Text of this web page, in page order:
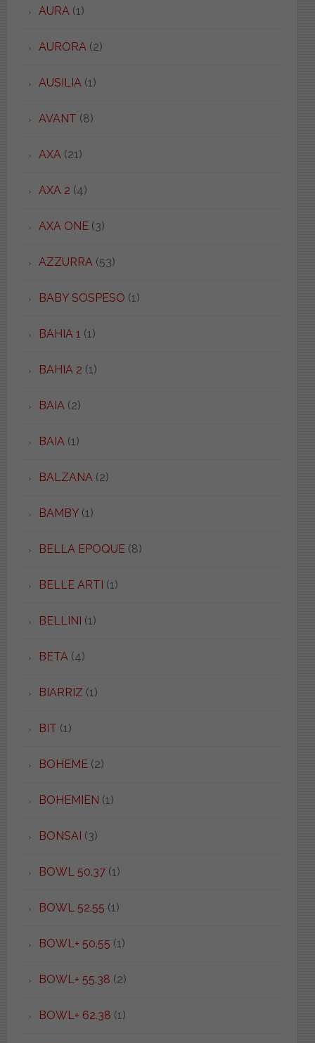
AURA (1)
AURORA (2)
AUSILIA (1)
AVANT (8)
AXA (21)
AXA 2 (4)
AXA ONE(3)
AZZURRA (53)
BABY SOSPESO (1)
BAHIA 1 (1)
BAHIA 2 (1)
BAIA (2)
BAIA (1)
BALZANA (2)
BAMBY(1)
BELLA EPOQUE(8)
BELLE ARTI (1)
BELLINI (1)
BETA (4)
BIARRIZ (1)
BIT (1)
BOHEME(2)
BOHEMIEN (1)
BONSAI (3)
BOWL 50.37(1)
BOWL 52.55 (1)
BOWL+ 50.55 (1)
BOWL+ 55.38 (2)
BOWL+ 62.38 (1)